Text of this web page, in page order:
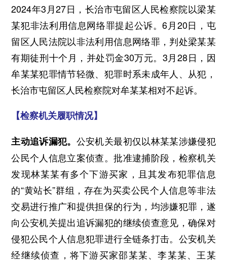
2024年3月27日，长治市屯留区人民检察院以梁某
某犯非法利用信息网络罪提起公诉。6月20日，屯
留区人民法院以非法利用信息网络罪，判处梁某某
有期徒刑十个月，并处罚金30万元。3月28日，因
牟某某犯罪情节轻微、犯罪时系未成年人、从犯，
长治市屯留区人民检察院对牟某某相对不起诉。
【检察机关履职情况】
主动追诉漏犯。 公安机关最初仅以林某某涉嫌侵犯
公民个人信息立案侦查。批准逮捕阶段，检察机关
发现林某某有多个下游买家，且其发布犯罪信息
的“黄站长”群组，存在为买卖公民个人信息等非法
交易进行推广和提供担保的行为，均涉嫌犯罪，遂
向公安机关提出追诉漏犯的继续侦查意见，确保对
侵犯公民个人信息犯罪进行全链条打击。公安机关
经继续侦查，将下游买家邵某某、李某某、王某